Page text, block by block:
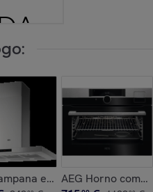
Inox antihuellas
extractora de isla de
AEG Horno